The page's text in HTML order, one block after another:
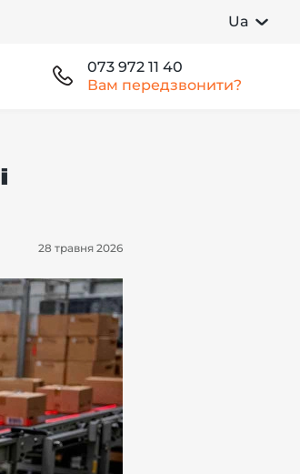
Ua
073 972 11 40
Вам передзвонити?
28 травня 2026